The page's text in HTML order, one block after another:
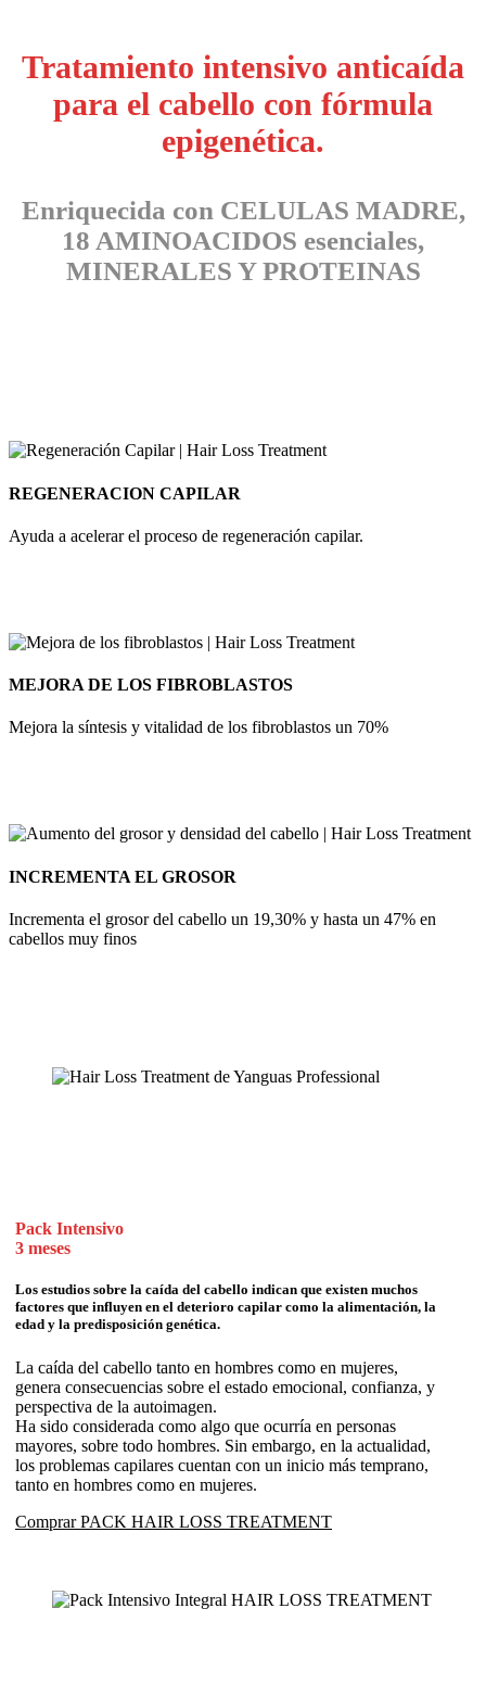
Tratamiento intensivo anticaída
para el cabello con fórmula
epigenética.
Enriquecida con CELULAS MADRE,
18 AMINOACIDOS esenciales,
MINERALES Y PROTEINAS
REGENERACION CAPILAR
Ayuda a acelerar el proceso de regeneración capilar.
MEJORA DE LOS FIBROBLASTOS
Mejora la síntesis y vitalidad de los fibroblastos un 70%
INCREMENTA EL GROSOR
Incrementa el grosor del cabello un 19,30% y hasta un 47% en
cabellos muy finos
Pack Intensivo
3 meses
Los estudios sobre la caída del cabello indican que existen muchos
factores que influyen en el deterioro capilar como la alimentación, la
edad y la predisposición genética.
La caída del cabello tanto en hombres como en mujeres,
genera consecuencias sobre el estado emocional, confianza, y
perspectiva de la autoimagen.
Ha sido considerada como algo que ocurría en personas
mayores, sobre todo hombres. Sin embargo, en la actualidad,
los problemas capilares cuentan con un inicio más temprano,
tanto en hombres como en mujeres.
Comprar PACK HAIR LOSS TREATMENT